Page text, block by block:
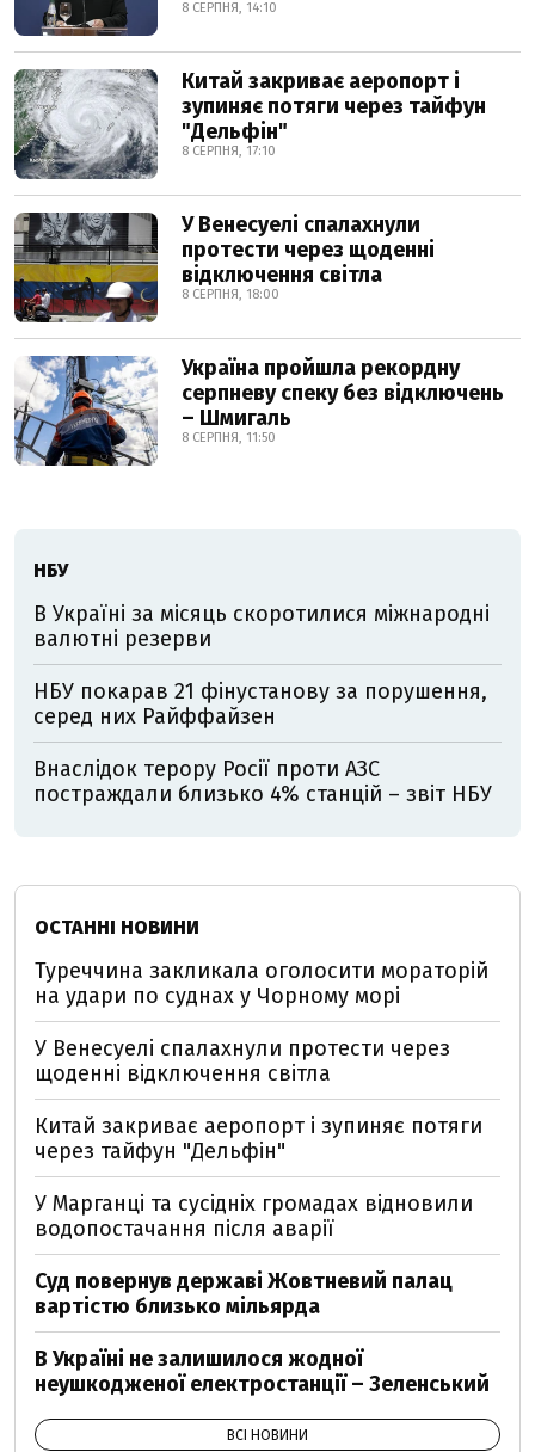
8 СЕРПНЯ, 14:10
Китай закриває аеропорт і
зупиняє потяги через тайфун
"Дельфін"
8 СЕРПНЯ, 17:10
У Венесуелі спалахнули
протести через щоденні
відключення світла
8 СЕРПНЯ, 18:00
Україна пройшла рекордну
серпневу спеку без відключень
– Шмигаль
8 СЕРПНЯ, 11:50
НБУ
В Україні за місяць скоротилися міжнародні
валютні резерви
НБУ покарав 21 фінустанову за порушення,
серед них Райффайзен
Внаслідок терору Росії проти АЗС
постраждали близько 4% станцій – звіт НБУ
ОСТАННІ НОВИНИ
Туреччина закликала оголосити мораторій
на удари по суднах у Чорному морі
У Венесуелі спалахнули протести через
щоденні відключення світла
Китай закриває аеропорт і зупиняє потяги
через тайфун "Дельфін"
У Марганці та сусідніх громадах відновили
водопостачання після аварії
Суд повернув державі Жовтневий палац
вартістю близько мільярда
В Україні не залишилося жодної
неушкодженої електростанції – Зеленський
ВСІ НОВИНИ